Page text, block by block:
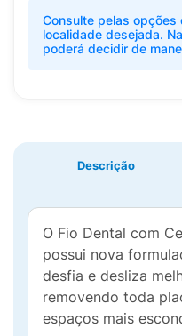
Consulte pelas
localidade desejada.
poderá decidir de
Descrição
O Fio Dental com
possui nova
desfia e desliza
removendo toda
espaços mais